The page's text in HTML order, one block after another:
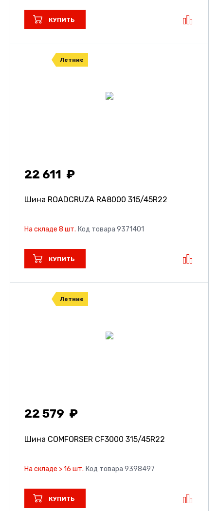
КУПИТЬ
Летние
22 611
Шина ROADCRUZA RA8000 315/45R22
На складе 8 шт. Код товара 9371401
КУПИТЬ
Летние
22 579
Шина COMFORSER CF3000 315/45R22
На складе > 16 шт. Код товара 9398497
КУПИТЬ